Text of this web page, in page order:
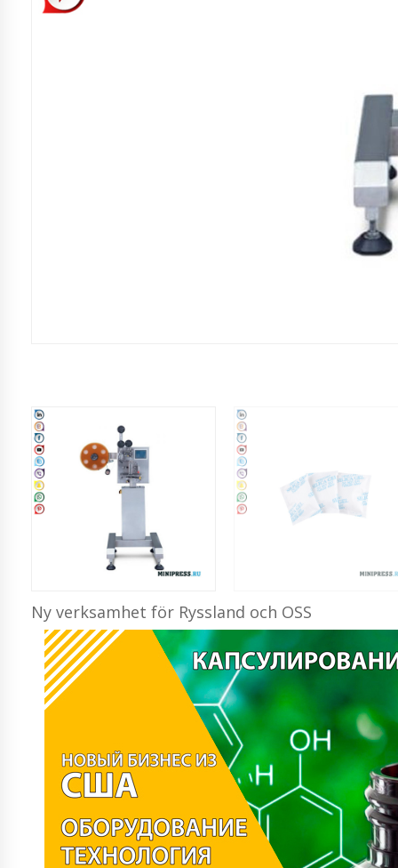
Ny verksamhet för Ryssland och OSS